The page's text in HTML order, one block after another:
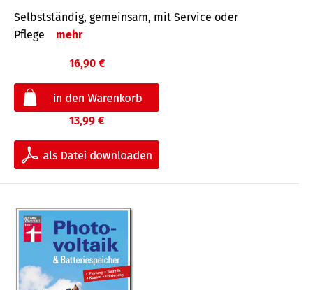
Selbstständig, gemeinsam, mit Service oder
Pflege
mehr
16,90 €
13,99 €